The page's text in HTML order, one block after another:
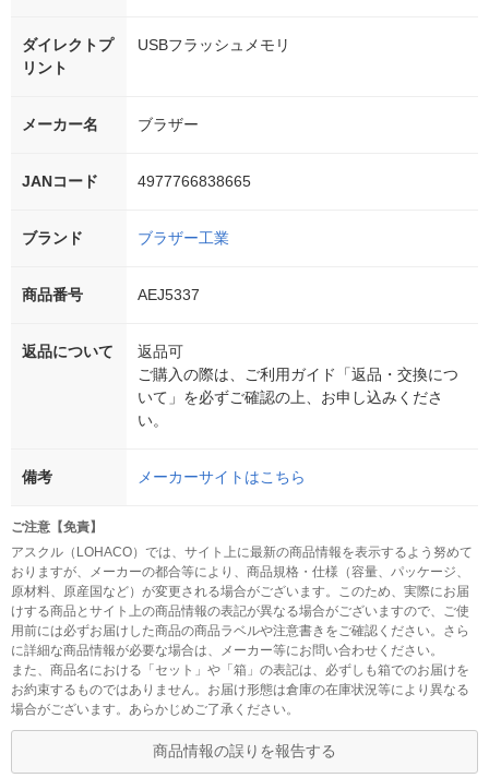
ダイレクトプ
リント
USBフラッシュメモリ
メーカー名 ブラザー
JANコード 4977766838665
ブランド ブラザー工業
商品番号 AEJ5337
返品について
返品可
ご購入の際は、ご利用ガイド「返品・交換につ
いて」を必ずご確認の上、お申し込みくださ
い。
備考 メーカーサイトはこちら
ご注意【免責】
アスクル（LOHACO）では、サイト上に最新の商品情報を表示するよう努めて
おりますが、メーカーの都合等により、商品規格・仕様（容量、パッケージ、
原材料、原産国など）が変更される場合がございます。このため、実際にお届
けする商品とサイト上の商品情報の表記が異なる場合がございますので、ご使
用前には必ずお届けした商品の商品ラベルや注意書きをご確認ください。さら
に詳細な商品情報が必要な場合は、メーカー等にお問い合わせください。
また、商品名における「セット」や「箱」の表記は、必ずしも箱でのお届けを
お約束するものではありません。お届け形態は倉庫の在庫状況等により異なる
場合がございます。あらかじめご了承ください。
商品情報の誤りを報告する